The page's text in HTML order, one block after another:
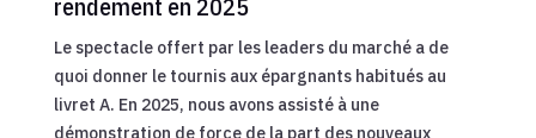
Le spectacle offert par les leaders du marché a de
quoi donner le tournis aux épargnants habitués au
livret A. En 2025, nous avons assisté à une
démonstration de force de la part des nouveaux